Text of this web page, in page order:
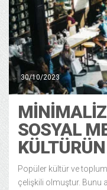
30/10/2023
SOSYAL
Popüler kültür ve
çelişkili olmuştur. Bunu